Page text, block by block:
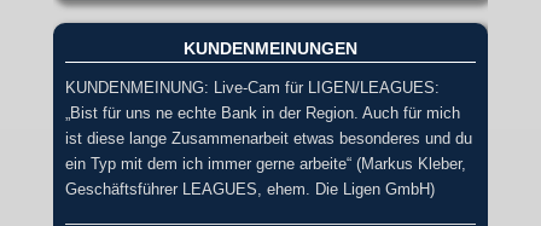
KUNDENMEINUNGEN
KUNDENMEINUNG: Live-Cam für LIGEN/LEAGUES:
„Bist für uns ne echte Bank in der Region. Auch für mich
ist diese lange Zusammenarbeit etwas besonderes und du
ein Typ mit dem ich immer gerne arbeite“ (Markus Kleber,
Geschäftsführer LEAGUES, ehem. Die Ligen GmbH)